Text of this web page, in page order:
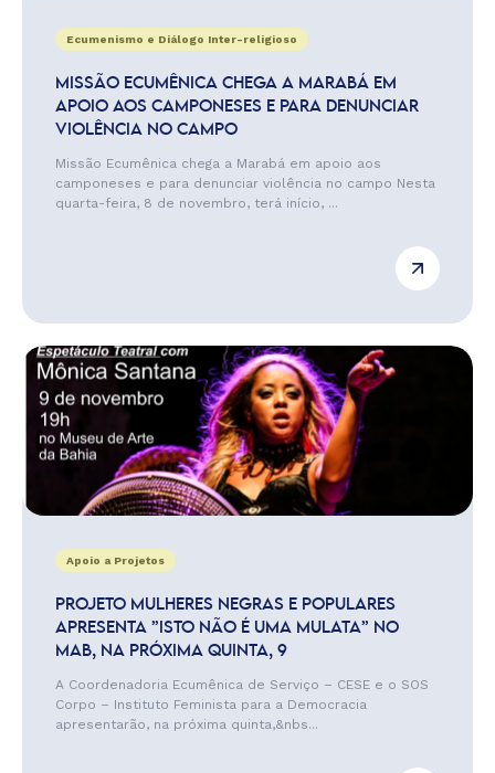
Ecumenismo e Diálogo Inter-religioso
MISSÃO ECUMÊNICA CHEGA A MARABÁ EM
APOIO AOS CAMPONESES E PARA DENUNCIAR
VIOLÊNCIA NO CAMPO
Missão Ecumênica chega a Marabá em apoio aos
camponeses e para denunciar violência no campo Nesta
quarta-feira, 8 de novembro, terá início, ...
Apoio a Projetos
PROJETO MULHERES NEGRAS E POPULARES
APRESENTA ”ISTO NÃO É UMA MULATA” NO
MAB, NA PRÓXIMA QUINTA, 9
A Coordenadoria Ecumênica de Serviço – CESE e o SOS
Corpo – Instituto Feminista para a Democracia
apresentarão, na próxima quinta,&nbs...